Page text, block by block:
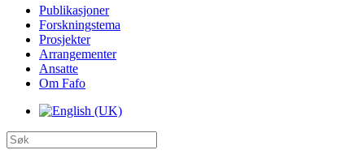
Publikasjoner
Forskningstema
Prosjekter
Arrangementer
Ansatte
Om Fafo